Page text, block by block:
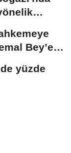
Bey’e
yüzde